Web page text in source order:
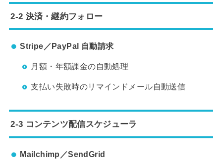
2-2 決済・継約フォロー
Stripe／PayPal 自動請求
月額・年額課金の自動処理
支払い失敗時のリマインドメール自動送信
2-3 コンテンツ配信スケジューラ
Mailchimp／SendGrid